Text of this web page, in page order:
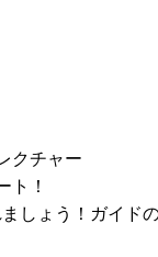
クチャー
ト！
しょう！ガイド